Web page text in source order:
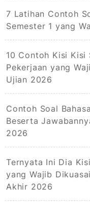
7 Latihan Contoh
Semester 1 yang
10 Contoh Kisi Kisi
Pekerjaan yang
Ujian 2026
Contoh Soal
Beserta
2026
Ternyata Ini Dia
yang Wajib
Akhir 2026